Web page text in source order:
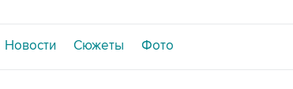
Новости Сюжеты Фото